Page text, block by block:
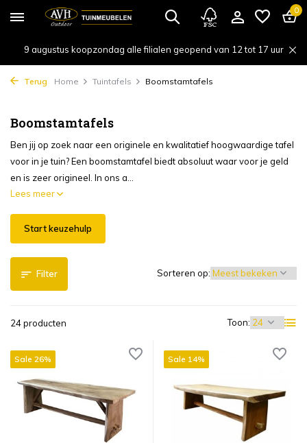
0
9 augustus koopzondag alle filialen geopend van 12 tot 17 uur
Terug Home Tuintafels Boomstamtafels
Boomstamtafels
Ben jij op zoek naar een originele en kwalitatief hoogwaardige tafel
voor in je tuin? Een boomstamtafel biedt absoluut waar voor je geld
en is zeer origineel. In ons a...
Lees meer
Start keuzehulp
Filter
24 producten Toon:
Sorteren op:
Sale 26% Sale 14%